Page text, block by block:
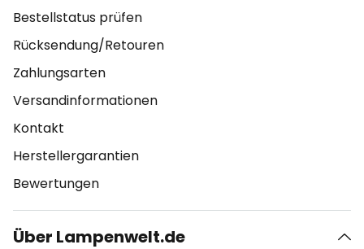
Bestellstatus prüfen
Rücksendung/Retouren
Zahlungsarten
Versandinformationen
Kontakt
Herstellergarantien
Bewertungen
Über Lampenwelt.de